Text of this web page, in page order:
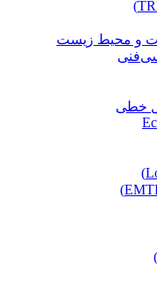
و محیط زیست
خطی